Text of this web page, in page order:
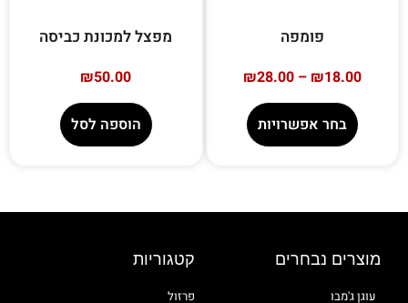
פומפה
₪18.00
–
₪28.00
בחר אפשרויות
מפצל למכונת כביסה
₪50.00
הוספה לסל
מוצרים נבחרים
עוגן ג'מבו
קטגוריות
פרזול